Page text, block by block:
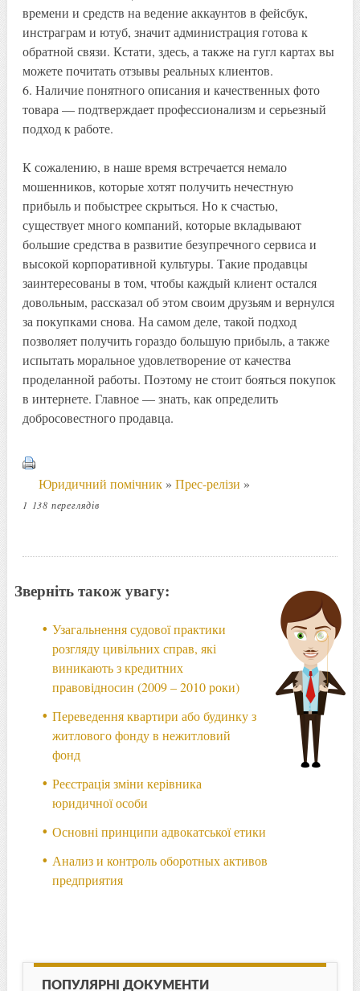
времени и средств на ведение аккаунтов в фейсбук,
инстраграм и ютуб, значит администрация готова к
обратной связи. Кстати, здесь, а также на гугл картах вы
можете почитать отзывы реальных клиентов.
6. Наличие понятного описания и качественных фото
товара — подтверждает профессионализм и серьезный
подход к работе.
К сожалению, в наше время встречается немало
мошенников, которые хотят получить нечестную
прибыль и побыстрее скрыться. Но к счастью,
существует много компаний, которые вкладывают
большие средства в развитие безупречного сервиса и
высокой корпоративной культуры. Такие продавцы
заинтересованы в том, чтобы каждый клиент остался
довольным, рассказал об этом своим друзьям и вернулся
за покупками снова. На самом деле, такой подход
позволяет получить гораздо большую прибыль, а также
испытать моральное удовлетворение от качества
проделанной работы. Поэтому не стоит бояться покупок
в интернете. Главное — знать, как определить
добросовестного продавца.
Юридичний помічник» Прес-релізи »
1 138 переглядів
Зверніть також увагу:
Узагальнення судової практики
розгляду цивільних справ, які
виникають з кредитних
правовідносин (2009 – 2010 роки)
Переведення квартири або будинку з
житлового фонду в нежитловий
фонд
Реєстрація зміни керівника
юридичної особи
Основні принципи адвокатської етики
Анализ и контроль оборотных активов
предприятия
ПОПУЛЯРНІ ДОКУМЕНТИ